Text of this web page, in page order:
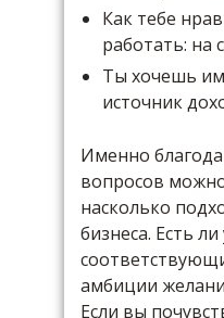
Как тебе
работать: на
Ты хочешь
источник
Именно
вопросов
насколько
бизнеса. Есть ли
амбиции
Если вы